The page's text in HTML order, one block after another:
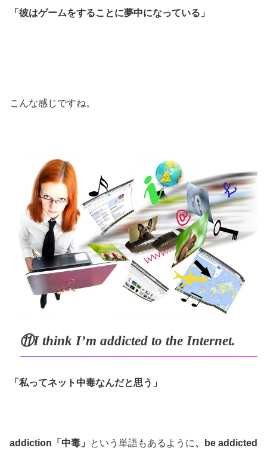
「彼はゲームをすることに夢中になっている」
こんな感じですね。
⑪I think I’m addicted to the Internet.
「私ってネット中毒なんだと思う」
addiction「中毒」 という単語もあるように、be addicted